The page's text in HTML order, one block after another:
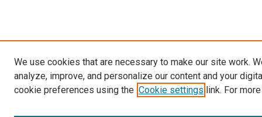
We use cookies that are necessary to make our site work.
analyze, improve, and personalize our content and your
cookie preferences using the Cookie settings link. For